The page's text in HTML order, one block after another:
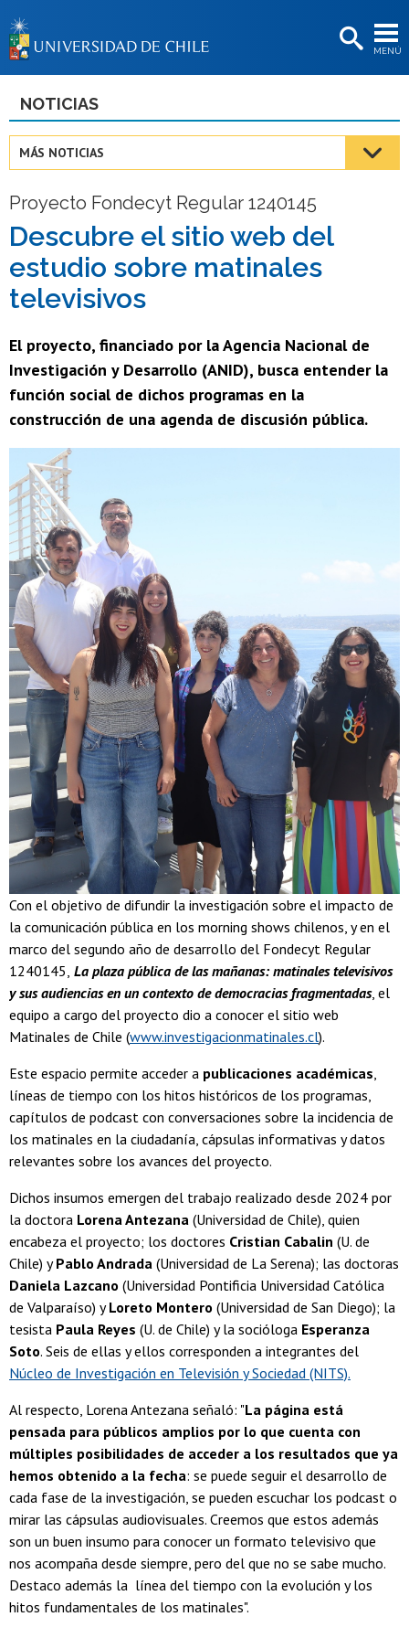
MENÚ
BIBLIOTECAS
Estudiantes
Académicas/os
Funcionarias/os
Egresadas/os
NOTICIAS
MÁS NOTICIAS
Proyecto Fondecyt Regular 1240145
Descubre el sitio web del
estudio sobre matinales
televisivos
El proyecto, financiado por la Agencia Nacional de
Investigación y Desarrollo (ANID), busca entender la
función social de dichos programas en la
construcción de una agenda de discusión pública.
Con el objetivo de difundir la investigación sobre el impacto de
la comunicación pública en los morning shows chilenos, y en el
marco del segundo año de desarrollo del Fondecyt Regular
1240145, La plaza pública de las mañanas: matinales televisivos
y sus audiencias en un contexto de democracias fragmentadas, el
equipo a cargo del proyecto dio a conocer el sitio web
Matinales de Chile (www.investigacionmatinales.cl).
Este espacio permite acceder a publicaciones académicas,
líneas de tiempo con los hitos históricos de los programas,
capítulos de podcast con conversaciones sobre la incidencia de
los matinales en la ciudadanía, cápsulas informativas y datos
relevantes sobre los avances del proyecto.
Dichos insumos emergen del trabajo realizado desde 2024 por
la doctora Lorena Antezana (Universidad de Chile), quien
encabeza el proyecto; los doctores Cristian Cabalin (U. de
Chile) yPablo Andrada (Universidad de La Serena); las doctoras
Daniela Lazcano (Universidad Pontificia Universidad Católica
de Valparaíso) yLoreto Montero (Universidad de San Diego); la
tesista Paula Reyes (U. de Chile) y la socióloga Esperanza
Soto. Seis de ellas y ellos corresponden a integrantes del
Núcleo de Investigación en Televisión y Sociedad (NITS).
Al respecto, Lorena Antezana señaló: "La página está
pensada para públicos amplios por lo que cuenta con
múltiples posibilidades de acceder a los resultados que ya
hemos obtenido a la fecha: se puede seguir el desarrollo de
cada fase de la investigación, se pueden escuchar los podcast o
mirar las cápsulas audiovisuales. Creemos que estos además
son un buen insumo para conocer un formato televisivo que
nos acompaña desde siempre, pero del que no se sabe mucho.
Destaco además la línea del tiempo con la evolución y los
hitos fundamentales de los matinales".